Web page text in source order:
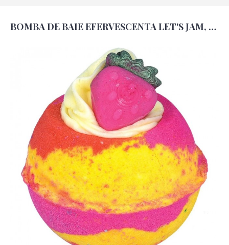
BOMBA DE BAIE EFERVESCENTA LET'S JAM, BOMB COSMETICS 160G